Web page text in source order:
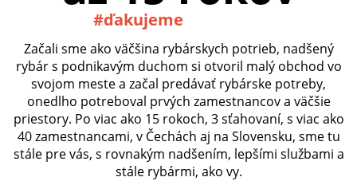
#ďakujeme
Začali sme ako väčšina rybárskych potrieb, nadšený
rybár s podnikavým duchom si otvoril malý obchod vo
svojom meste a začal predávať rybárske potreby,
onedlho potreboval prvých zamestnancov a väčšie
priestory. Po viac ako 15 rokoch, 3 sťahovaní, s viac ako
40 zamestnancami, v Čechách aj na Slovensku, sme tu
stále pre vás, s rovnakým nadšením, lepšími službami a
stále rybármi, ako vy.